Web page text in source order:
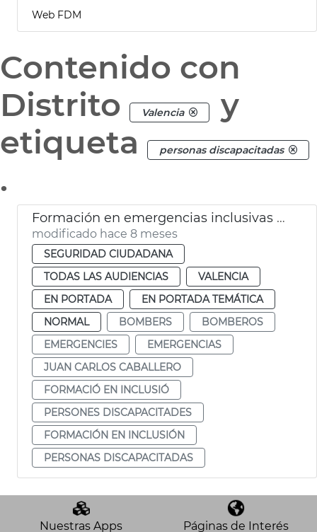
Web FDM
Contenido con
Distrito
Valencia
y
etiqueta
personas discapacitadas
.
Formación en emergencias inclusivas para Bomberos
modificado hace 8 meses
SEGURIDAD CIUDADANA
TODAS LAS AUDIENCIAS
VALENCIA
EN PORTADA
EN PORTADA TEMÁTICA
NORMAL
BOMBERS
BOMBEROS
EMERGENCIES
EMERGENCIAS
JUAN CARLOS CABALLERO
FORMACIÓ EN INCLUSIÓ
PERSONES DISCAPACITADES
FORMACIÓN EN INCLUSIÓN
PERSONAS DISCAPACITADAS
Nuestras Apps Páginas de Interés